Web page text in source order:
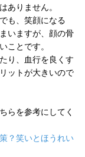
ありません。
も、笑顔になる
いますが、顔の骨
ことです。
り、血行を良くす
ットが大きいので
らを参考にしてく
？笑いとほうれい